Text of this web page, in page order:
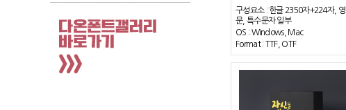
구성요소 : 한글 2350자+224자, 영
문, 특수문자 일부
OS : Windows, Mac
Format : TTF, OTF